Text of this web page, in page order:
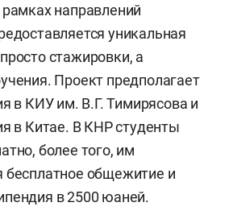
направлений
уникальная
стажировки, а
Проект предполагает
в КИУ им. В.Г. Тимирясова и
в Китае. В КНР студенты
более того, им
бесплатное общежитие и
в 2500 юаней.